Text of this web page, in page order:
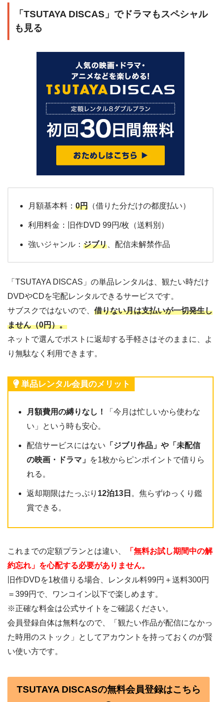
「TSUTAYA DISCAS」でドラマもスペシャル
も見る
月額基本料： 0円 （借りた分だけの都度払い）
利用料金：旧作DVD 99円/枚（送料別）
強いジャンル： ジブリ 、配信未解禁作品
「TSUTAYA DISCAS」の単品レンタルは、観たい時だけ
DVDやCDを宅配レンタルできるサービスです。
サブスクではないので、 借りない月は支払いが一切発生し
ません（0円）。
ネットで選んでポストに返却する手軽さはそのままに、よ
り無駄なく利用できます。
単品レンタル会員のメリット
月額費用の縛りなし！
「今月は忙しいから使わな
い」という時も安心。
配信サービスにはない 「ジブリ作品」や「未配信
の映画・ドラマ」 を1枚からピンポイントで借りら
れる。
返却期限はたっぷり 12泊13日 。焦らずゆっくり鑑
賞できる。
これまでの定額プランとは違い、
「無料お試し期間中の解
約忘れ」を心配する必要がありません。
旧作DVDを1枚借りる場合、レンタル料99円＋送料300円
＝399円で、ワンコイン以下で楽しめます。
※正確な料金は公式サイトをご確認ください。
会員登録自体は無料なので、「観たい作品が配信になかっ
た時用のストック」としてアカウントを持っておくのが賢
い使い方です。
TSUTAYA DISCASの無料会員登録はこちら